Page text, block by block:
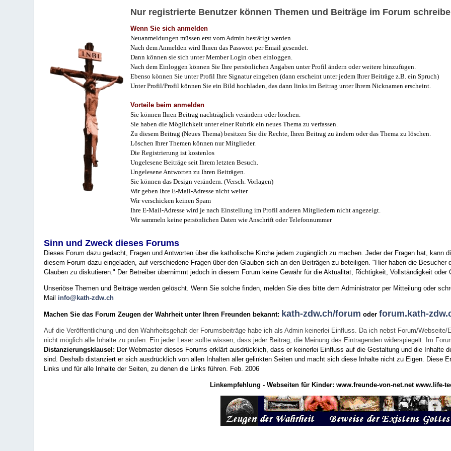
Nur registrierte Benutzer können Themen und Beiträge im Forum
Wenn Sie sich anmelden
Neuanmeldungen müssen erst vom Admin bestätigt werden
Nach dem Anmelden wird Ihnen das Passwort per Email gesendet.
Dann können sie sich unter Member Login oben einloggen.
Nach dem Einloggen können Sie Ihre persönlichen Angaben unter Profil ändern oder weitere hinzufügen.
Ebenso können Sie unter Profil Ihre Signatur eingeben (dann erscheint unter jedem Ihrer Beiträge z.B. ein Spruch)
Unter Profil/Profil können Sie ein Bild hochladen, das dann links im Beitrag unter Ihrem Nicknamen erscheint.
Vorteile beim anmelden
Sie können Ihren Beitrag nachträglich verändern oder löschen.
Sie haben die Möglichkeit unter einer Rubrik ein neues Thema zu verfassen.
Zu diesem Beitrag (Neues Thema) besitzen Sie die Rechte, Ihren Beitrag zu ändern oder das Thema zu löschen.
Löschen Ihrer Themen können nur Mitglieder.
Die Registrierung ist kostenlos
Ungelesene Beiträge seit Ihrem letzten Besuch.
Ungelesene Antworten zu Ihren Beiträgen.
Sie können das Design verändern. (Versch. Vorlagen)
Wir geben Ihre E-Mail-Adresse nicht weiter
Wir verschicken keinen Spam
Ihre E-Mail-Adresse wird je nach Einstellung im Profil anderen Mitgliedern nicht angezeigt.
Wir sammeln keine persönlichen Daten wie Anschrift oder Telefonnummer
Sinn und Zweck dieses Forums
Dieses Forum dazu gedacht, Fragen und Antworten über die katholische Kirche jedem zugänglich zu machen. Jeder der Fragen hat, kann
diesem Forum dazu eingeladen, auf verschiedene Fragen über den Glauben sich an den Beiträgen zu beteiligen. "Hier haben die
Glauben zu diskutieren." Der Betreiber übernimmt jedoch in diesem Forum keine Gewähr für die Aktualität, Richtigkeit, Vollständigkeit
Unseriöse Themen und Beiträge werden gelöscht. Wenn Sie solche finden, melden Sie dies bitte dem Administrator per Mitteilung oder
Mail info@kath-zdw.ch
Machen Sie das Forum Zeugen der Wahrheit unter Ihren Freunden bekannt: kath-zdw.ch/forum oderforum.kath-
Auf die Veröffentlichung und den Wahrheitsgehalt der Forumsbeiträge habe ich als Admin keinerlei Einfluss. Da ich nebst Forum/
nicht möglich alle Inhalte zu prüfen. Ein jeder Leser sollte wissen, dass jeder Beitrag, die Meinung des Eintragenden widerspiegelt. Im
Distanzierungsklausel: Der Webmaster dieses Forums erklärt ausdrücklich, dass er keinerlei Einfluss auf die Gestaltung und die Inhalte
sind. Deshalb distanziert er sich ausdrücklich von allen Inhalten aller gelinkten Seiten und macht sich diese Inhalte nicht zu Eigen.
Diese
Links und für alle Inhalte der Seiten, zu denen die Links führen.
Feb. 2006
Linkempfehlung - Webseiten für Kinder: www.freunde-von-net.net www.life-